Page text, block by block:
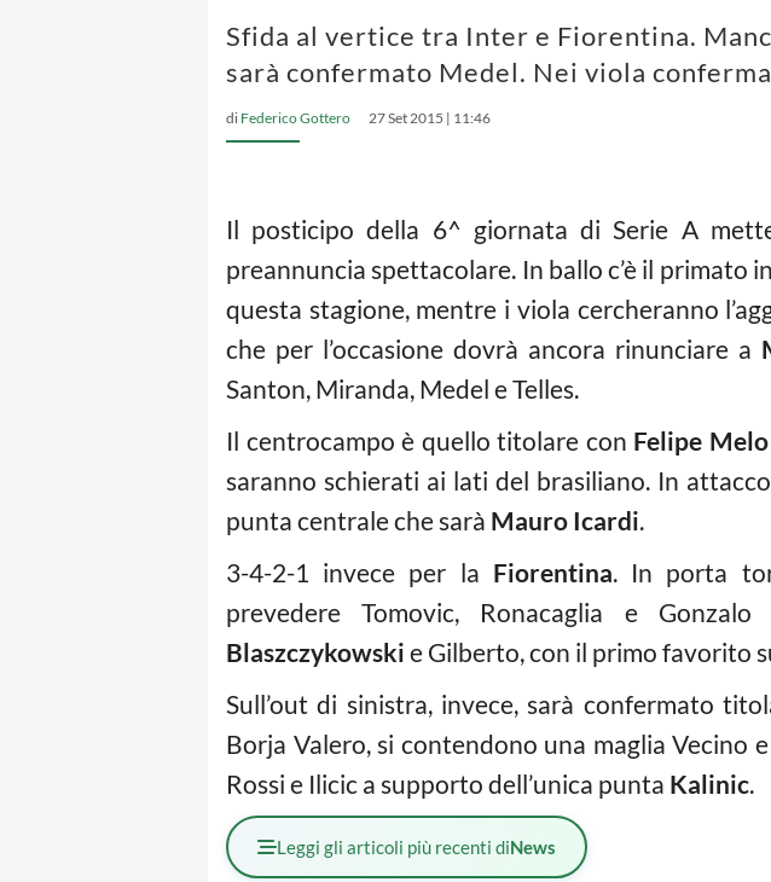
Sfida al vertice tra Inter e Fiorentina.
sarà confermato Medel. Nei viola
di Federico Gottero 27 Set 2015 | 11:46
Il posticipo della 6^ giornata di Serie A
preannuncia spettacolare. In ballo c’è il primato
questa stagione, mentre i viola cercheranno
che per l’occasione dovrà ancora rinunciare a
Santon, Miranda, Medel e Telles.
Il centrocampo è quello titolare con Felipe Melo
saranno schierati ai lati del brasiliano. In
punta centrale che sarà Mauro Icardi.
3-4-2-1 invece per la Fiorentina. In porta
prevedere Tomovic, Ronacaglia e
Blaszczykowski e Gilberto, con il primo favorito
Sull’out di sinistra, invece, sarà confermato
Borja Valero, si contendono una maglia Vecino
Rossi e Ilicic a supporto dell’unica punta Kalinic.
Leggi gli articoli più recenti diNews